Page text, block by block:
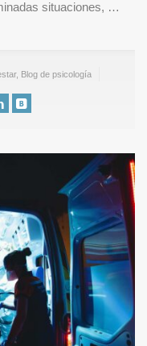
situaciones, …
, Blog de psicología